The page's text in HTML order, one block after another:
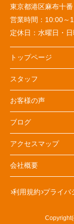
東京都港区麻布十
営業時間： 10:00～
定休日： 水曜日・日
トップページ
スタッフ
お客様の声
ブログ
アクセスマップ
会社概要
利用規約 プライバ